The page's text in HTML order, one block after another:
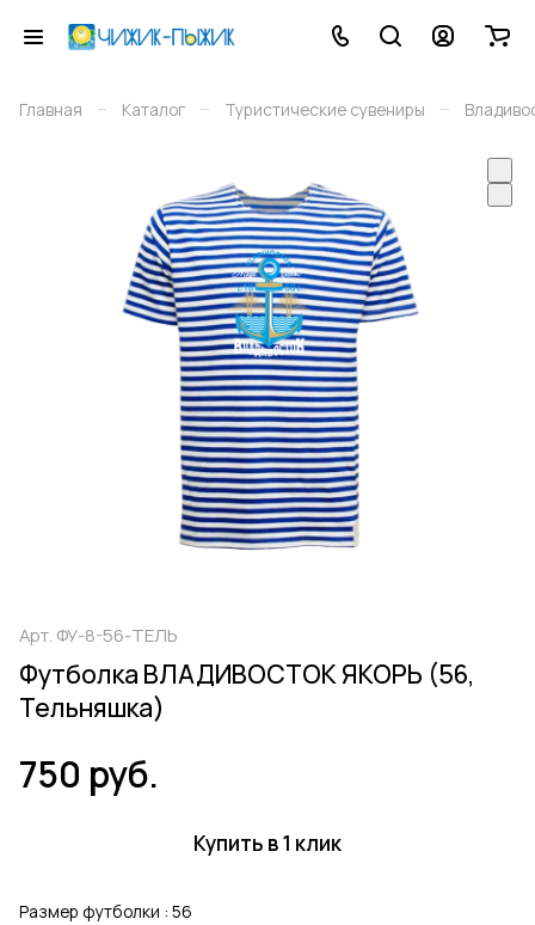
Главная – Каталог – Туристические сувениры –
Арт. ФУ-8-56-ТЕЛЬ
Футболка ВЛАДИВОСТОК ЯКОРЬ (56,
Тельняшка)
750 руб.
Купить в 1 клик
Размер футболки : 56